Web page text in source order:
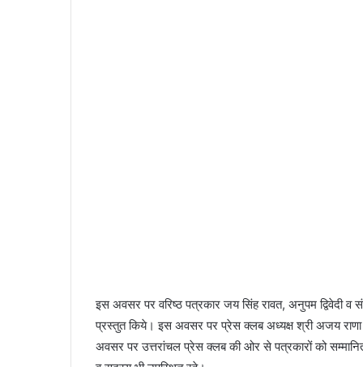
इस अवसर पर वरिष्ठ पत्रकार जय सिंह रावत, अनुपम द्विवेदी
प्रस्तुत किये। इस अवसर पर प्रेस क्लब अध्यक्ष श्री अजय
अवसर पर उत्तरांचल प्रेस क्लब की ओर से पत्रकारों को